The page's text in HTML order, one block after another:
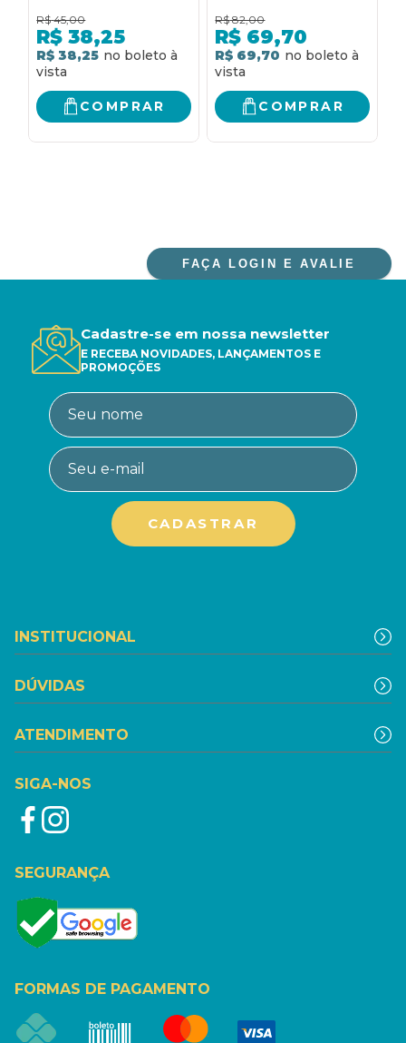
manual de iniciação
cristã com adultos
R$ 45,00
R$ 38,25
R$ 38,25
COMPRAR
R$ 82,00
R$ 69,70
R$ 69,70
COMPRAR
FAÇA LOGIN E AVALIE
Cadastre-se em nossa newsletter
E RECEBA NOVIDADES, LANÇAMENTOS E
PROMOÇÕES
INSTITUCIONAL
DÚVIDAS
ATENDIMENTO
SIGA-NOS
SEGURANÇA
FORMAS DE PAGAMENTO